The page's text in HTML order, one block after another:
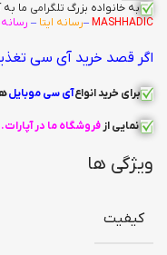
به خانواده بزرگ تلگرامی ما
MASHHADIC
–رسانه ایتا – رسانه
اگر قصد خرید آی سی
برای خرید انواعآی سیموبایل
نمایی از فروشگاه ما در آپارات.
ویژگی ها
کیفیت